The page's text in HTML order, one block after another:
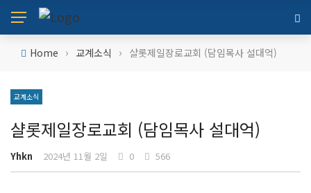
Home › 교계소식 › 샬롯제일장로교회 (담임목사 설대억)
교계소식
샬롯제일장로교회 (담임목사 설대억)
Yhkn 2024년 11월 2일 0 566